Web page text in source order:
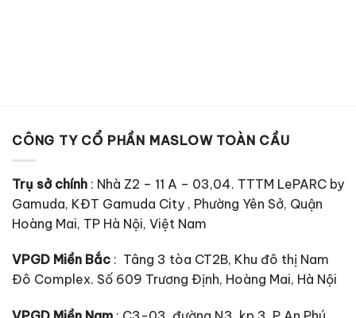
CÔNG TY CỔ PHẦN MASLOW TOÀN CẦU
Trụ sở chính : Nhà Z2 – 11 A – 03,04. TTTM LePARC by
Gamuda, KĐT Gamuda City , Phường Yên Sở, Quận
Hoàng Mai, TP Hà Nội, Việt Nam
VPGD Miền Bắc : Tâng 3 tòa CT2B, Khu đô thị Nam
Đô Complex. Số 609 Trương Định, Hoàng Mai, Hà Nội